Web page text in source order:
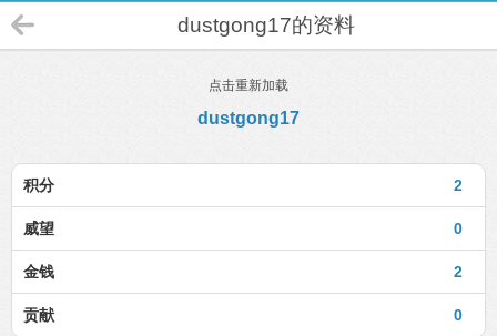
dustgong17的资料
点击重新加载
dustgong17
2
积分
0
威望
2
金钱
0
贡献